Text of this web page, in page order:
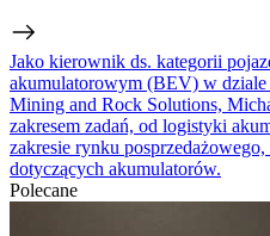
Jako kierownik ds. kategorii
akumulatorowym (BEV) w
Mining and Rock Solutions,
zakresem zadań, od logistyki
zakresie rynku
dotyczących akumulatorów.
Polecane